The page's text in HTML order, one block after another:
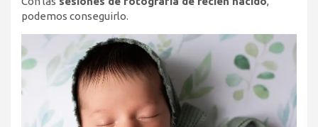
podemos conseguirlo.